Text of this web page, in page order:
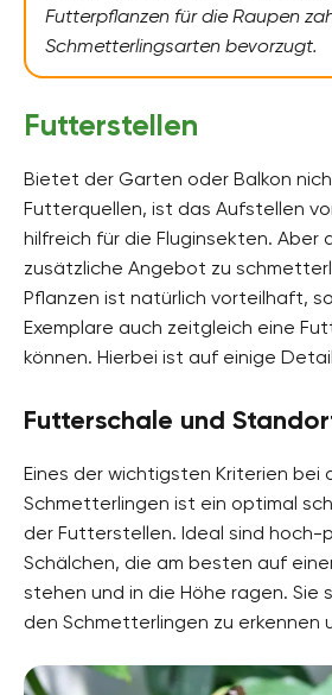
Futterpflanzen für die Raupen
Schmetterlingsarten bevorzugt.
Futterstellen
Bietet der Garten oder Balkon
Futterquellen, ist das Aufstellen
hilfreich für die Fluginsekten. Aber
zusätzliche Angebot zu
Pflanzen ist natürlich vorteilhaft,
Exemplare auch zeitgleich eine
können. Hierbei ist auf einige
Futterschale und
Eines der wichtigsten Kriterien bei
Schmetterlingen ist ein optimal
der Futterstellen. Ideal sind hoch-
Schälchen, die am besten auf
stehen und in die Höhe ragen. Sie
den Schmetterlingen zu erkennen